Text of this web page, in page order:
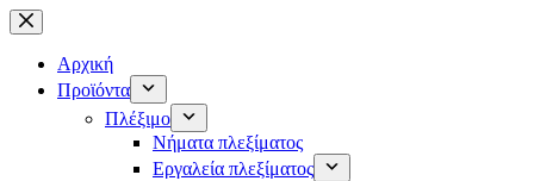
Μετάβαση
στο
περιεχόμενο
Αρχική
Προϊόντα
Πλέξιμο
Νήματα πλεξίματος
Εργαλεία πλεξίματος